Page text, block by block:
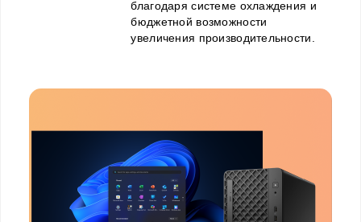
благодаря системе охлаждения и
бюджетной возможности
увеличения производительности.